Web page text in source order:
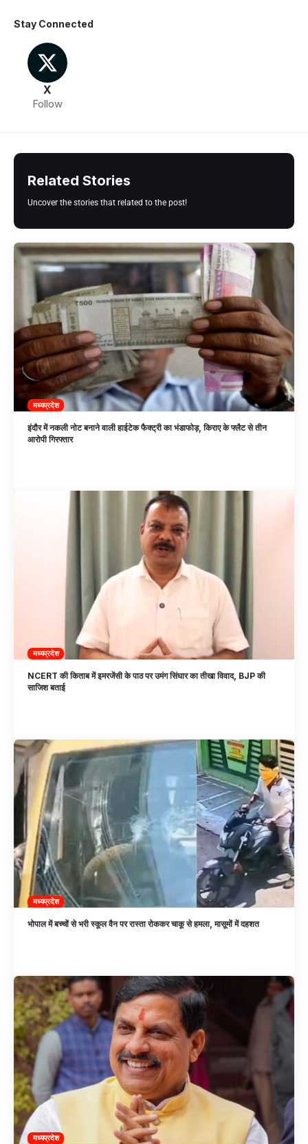
Stay Connected
X
Follow
Related Stories
Uncover the stories that related to the post!
मध्यप्रदेश
इंदौर में नकली नोट बनाने वाली हाईटेक फैक्ट्री का भंडाफोड़, किराए के फ्लैट से तीन
आरोपी गिरफ्तार
मध्यप्रदेश
NCERT की किताब में इमरजेंसी के पाठ पर उमंग सिंघार का तीखा विवाद, BJP की
साजिश बताई
मध्यप्रदेश
भोपाल में बच्चों से भरी स्कूल वैन पर रास्ता रोककर चाकू से हमला, मासूमों में दहशत
मध्यप्रदेश